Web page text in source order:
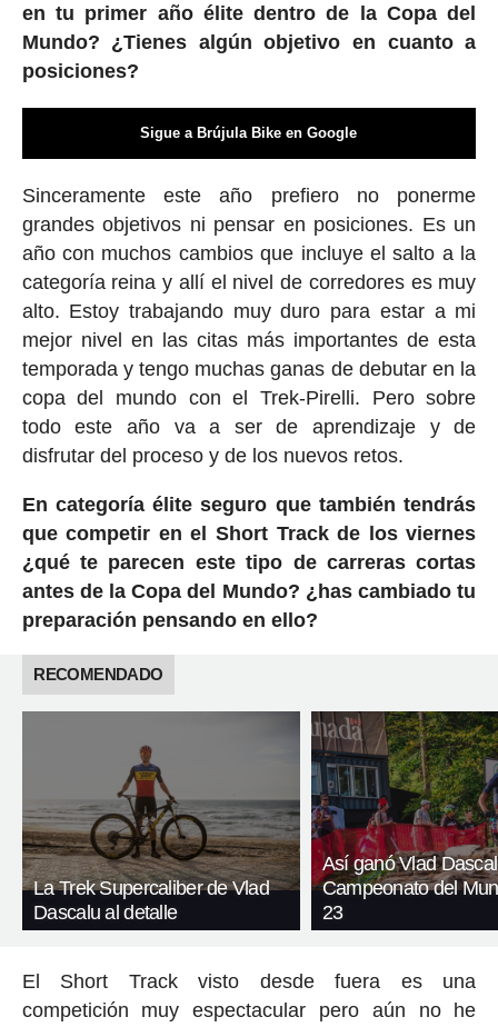
en tu primer año élite dentro de la Copa del
Mundo? ¿Tienes algún objetivo en cuanto a
posiciones?
Sigue a Brújula Bike en Google
Sinceramente este año prefiero no ponerme
grandes objetivos ni pensar en posiciones. Es un
año con muchos cambios que incluye el salto a la
categoría reina y allí el nivel de corredores es muy
alto. Estoy trabajando muy duro para estar a mi
mejor nivel en las citas más importantes de esta
temporada y tengo muchas ganas de debutar en la
copa del mundo con el Trek-Pirelli. Pero sobre
todo este año va a ser de aprendizaje y de
disfrutar del proceso y de los nuevos retos.
En categoría élite seguro que también tendrás
que competir en el Short Track de los viernes
¿qué te parecen este tipo de carreras cortas
antes de la Copa del Mundo? ¿has cambiado tu
preparación pensando en ello?
RECOMENDADO
La Trek Supercaliber de Vlad
Dascalu al detalle
Así ganó Vlad
Campeonato del
23
El Short Track visto desde fuera es una
competición muy espectacular pero aún no he